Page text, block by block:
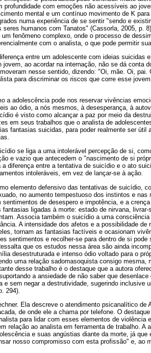
profundidade com emoções não acessíveis ao
mental e um contínuo movimento de K
numa experiência de se sentir "sendo e
humanos com Tanatos" (Cassorla, 2005, p.
fenômeno complexo, onde o processo de
com o analista, o que pode permitir
entre um adolescente com ideias suicidas
ao acordar na internação, não se dá conta
nesse sentido, dizendo: "Oi, mãe. Oi, pai.
para discriminar os riscos que corre esse
a adolescência pode nos reservar vivências
ao ódio, a nós mesmos, à desesperança, à
é visto como alcançar a paz por meio da
em seus trabalhos que o analista de
fantasias suicidas, para poder realmente ser
se liga a uma intolerável percepção de si,
e vazio que antecedem o "nascimento de si
diferença entre a tentativa de suicídio e o ato
intoleráveis, em vez de lançar-se à ação.
elemento defensivo das tentativas de suicídio,
no aumento tempestuoso dos instintos e
de desespero e impotência, e a
fantasias ligadas à morte: estado de nirvana,
Associa também o suicídio a uma
A intensidade dos afetos e a possibilidade
tornam as fantasias factíveis e ocasionam
sentimentos e recolher-se para dentro de si
que os estudos nessa área são ainda
desestruturada e intenso ódio voltado para o
uma relação sadomasoquista consigo mesma,
desse trabalho é o destaque que a autora
a ansiedade de não saber que
e sem negar a destrutividade, sugerindo inclusive
294).
Ela descreve o atendimento psicanalítico de
de onde ele a chama por telefone. O
para lidar com esses elementos de violência
relação ao analista em ferramenta de trabalho. A
e suas angústias diante da morte, já
nosso compromisso com esta profissão" e, ao